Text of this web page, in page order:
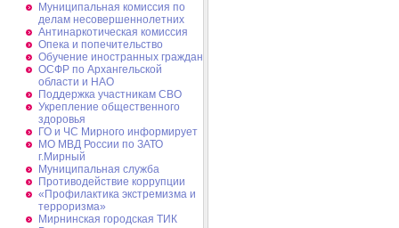
Муниципальная комиссия по
делам несовершеннолетних
Антинаркотическая комиссия
Опека и попечительство
Обучение иностранных граждан
ОСФР по Архангельской
области и НАО
Поддержка участникам СВО
Укрепление общественного
здоровья
ГО и ЧС Мирного информирует
МО МВД России по ЗАТО
г.Мирный
Муниципальная cлужба
Противодействие коррупции
«Профилактика экстремизма и
терроризма»
Мирнинская городская ТИК